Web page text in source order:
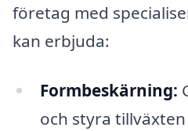
företag med
kan erbjuda:
Formbeskärning:
och styra